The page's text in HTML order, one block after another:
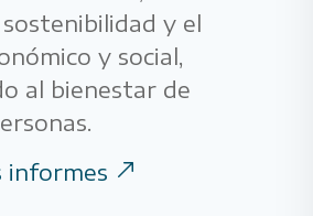
y el
y social,
al bienestar de
informes